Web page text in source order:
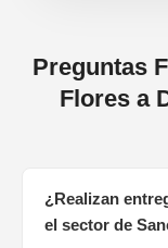
Preguntas
Flores a
¿Realizan
el sector de